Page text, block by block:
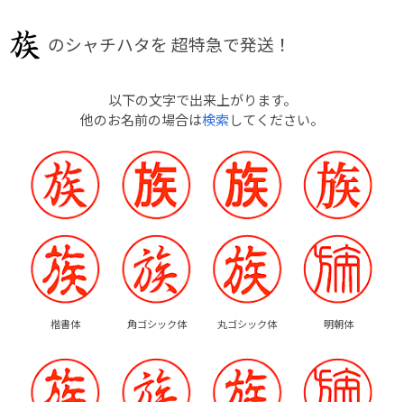
のシャチハタを 超特急で発送！
以下の文字で出来上がります。
他のお名前の場合は検索してください。
楷書体 角ゴシック体 丸ゴシック体 明朝体